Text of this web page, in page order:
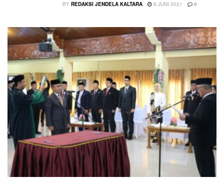
BY REDAKSI JENDELA KALTARA 8 JUNI 2021 0